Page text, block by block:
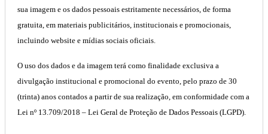
sua imagem e os dados pessoais estritamente necessários, de forma
gratuita, em materiais publicitários, institucionais e promocionais,
incluindo website e mídias sociais oficiais.
O uso dos dados e da imagem terá como finalidade exclusiva a
divulgação institucional e promocional do evento, pelo prazo de 30
(trinta) anos contados a partir de sua realização, em conformidade com a
Lei nº 13.709/2018 – Lei Geral de Proteção de Dados Pessoais (LGPD).